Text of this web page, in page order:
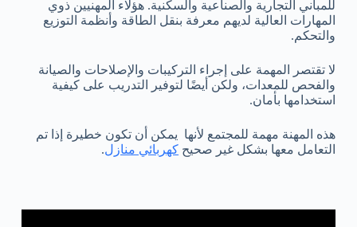
للمباني التجارية والصناعية والسكنية. هؤلاء المهنيين ذوي
المهارات العالية لديهم معرفة بنقل الطاقة وأنظمة التوزيع
والتحكم.
لا تقتصر المهمة على إجراء التركيبات والإصلاحات والصيانة
والفحص للمعدات، ولكن أيضًا لتوفير التدريب على كيفية
استخدامها بأمان.
هذه المهنة مهمة للمجتمع لأنها يمكن أن تكون خطيرة إذا تم
التعامل معها بشكل غير صحيح كهربائي منازل.